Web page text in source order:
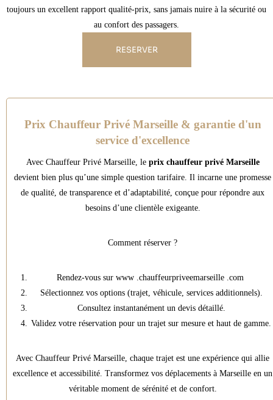
toujours un excellent rapport qualité-prix, sans jamais nuire à la sécurité ou
au confort des passagers.
RESERVER
Prix Chauffeur Privé Marseille & garantie d'un
service d'excellence
Avec Chauffeur Privé Marseille, le prix chauffeur privé Marseille
devient bien plus qu’une simple question tarifaire. Il incarne une promesse
de qualité, de transparence et d’adaptabilité, conçue pour répondre aux
besoins d’une clientèle exigeante.
Comment réserver ?
Rendez-vous sur www .chauffeurpriveemarseille .com
Sélectionnez vos options (trajet, véhicule, services additionnels).
Consultez instantanément un devis détaillé.
Validez votre réservation pour un trajet sur mesure et haut de gamme.
Avec Chauffeur Privé Marseille, chaque trajet est une expérience qui allie
excellence et accessibilité. Transformez vos déplacements à Marseille en un
véritable moment de sérénité et de confort.